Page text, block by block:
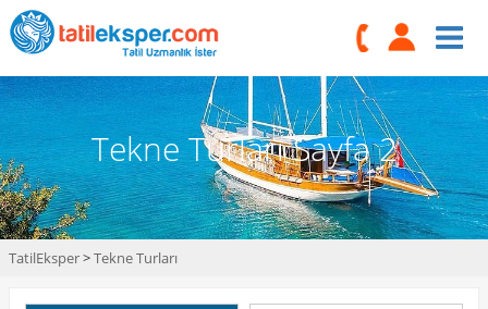
Tekne Turları Sayfa 2
TatilEksper>Tekne Turları